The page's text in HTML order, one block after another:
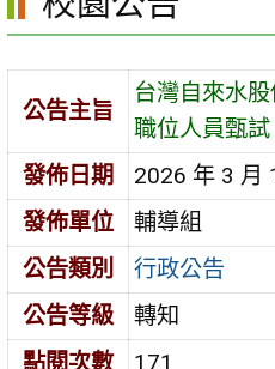
區
公告主旨
台灣自來水
職位人員甄試
發佈日期
2026 年 3 月
發佈單位
輔導組
公告類別
行政公告
公告等級
轉知
點閱次數
171